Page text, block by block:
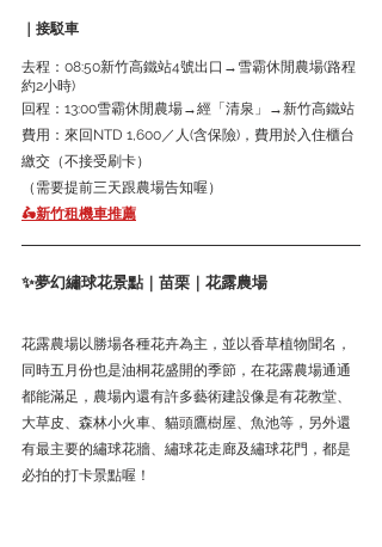
｜接駁車
去程：08:50新竹高鐵站4號出口→雪霸休閒農場(路程
約2小時)
回程：13:00雪霸休閒農場→經「清泉」→新竹高鐵站
費用：來回NTD 1,600／人(含保險)，費用於入住櫃台
繳交（不接受刷卡）
（需要提前三天跟農場告知喔）
🛵新竹租機車推薦
✨夢幻繡球花景點｜苗栗｜花露農場
花露農場以勝場各種花卉為主，並以香草植物聞名，
同時五月份也是油桐花盛開的季節，在花露農場通通
都能滿足，農場內還有許多藝術建設像是有花教堂、
大草皮、森林小火車、貓頭鷹樹屋、魚池等，另外還
有最主要的繡球花牆、繡球花走廊及繡球花門，都是
必拍的打卡景點喔！